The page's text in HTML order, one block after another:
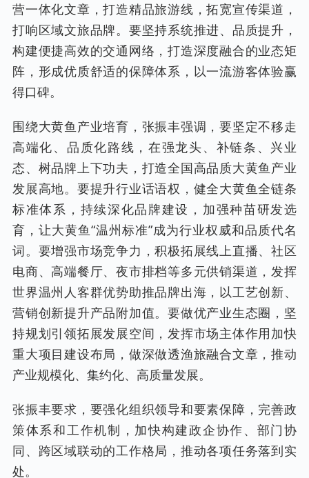
营一体化文章，打造精品旅游线，拓宽宣传渠道，
打响区域文旅品牌。要坚持系统推进、品质提升，
构建便捷高效的交通网络，打造深度融合的业态矩
阵，形成优质舒适的保障体系，以一流游客体验赢
得口碑。
围绕大黄鱼产业培育，张振丰强调，要坚定不移走
高端化、品质化路线，在强龙头、补链条、兴业
态、树品牌上下功夫，打造全国高品质大黄鱼产业
发展高地。要提升行业话语权，健全大黄鱼全链条
标准体系，持续深化品牌建设，加强种苗研发选
育，让大黄鱼“温州标准”成为行业权威和品质代名
词。要增强市场竞争力，积极拓展线上直播、社区
电商、高端餐厅、夜市排档等多元供销渠道，发挥
世界温州人客群优势助推品牌出海，以工艺创新、
营销创新提升产品附加值。要做优产业生态圈，坚
持规划引领拓展发展空间，发挥市场主体作用加快
重大项目建设布局，做深做透渔旅融合文章，推动
产业规模化、集约化、高质量发展。
张振丰要求，要强化组织领导和要素保障，完善政
策体系和工作机制，加快构建政企协作、部门协
同、跨区域联动的工作格局，推动各项任务落到实
处。